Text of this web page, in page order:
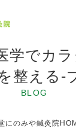
学でカラ
整える-
BLOG
にのみや鍼灸院